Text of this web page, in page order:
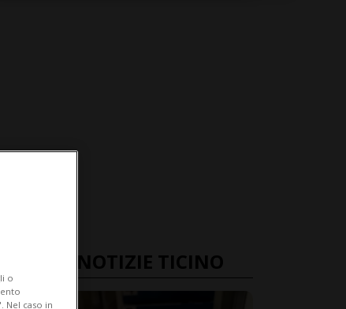
ULTIME NOTIZIE TICINO
o
Nel caso in